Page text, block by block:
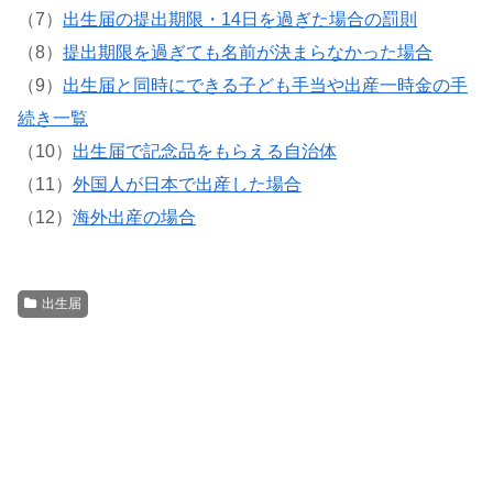
（7） 出生届の提出期限・14日を過ぎた場合の罰則
（8） 提出期限を過ぎても名前が決まらなかった場合
（9） 出生届と同時にできる子ども手当や出産一時金の手
続き一覧
（10） 出生届で記念品をもらえる自治体
（11） 外国人が日本で出産した場合
（12） 海外出産の場合
出生届